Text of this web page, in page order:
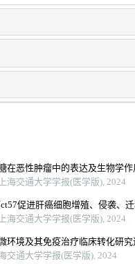
在恶性肿瘤中的表达及生物学
海交通大学学报(医学版), 2024
促进肝癌细胞增殖、侵袭、
海交通大学学报(医学版), 2024
环境及其免疫治疗临床转化研究
交通大学学报(医学版), 2024